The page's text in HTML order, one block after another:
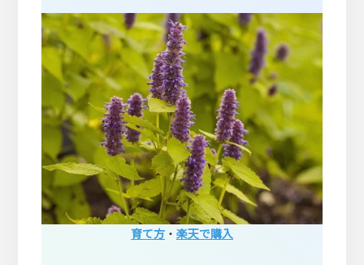
育て方 ・ 楽天で購入